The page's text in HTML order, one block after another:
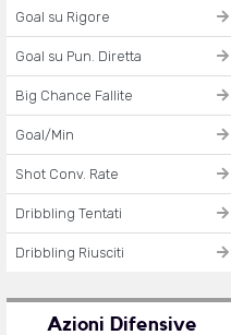
Goal su Rigore
Goal su Pun. Diretta
Big Chance Fallite
Goal/Min
Shot Conv. Rate
Dribbling Tentati
Dribbling Riusciti
Azioni Difensive